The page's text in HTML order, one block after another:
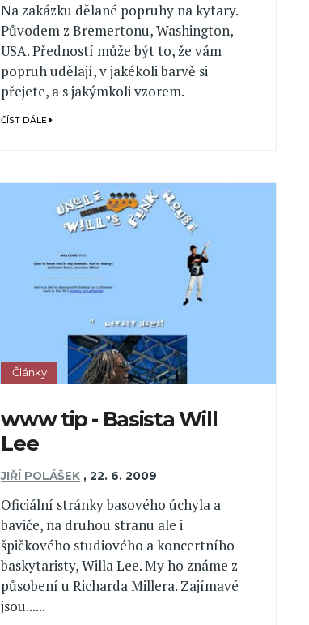
Na zakázku dělané popruhy na kytary.
Původem z Bremertonu, Washington,
USA. Předností může být to, že vám
popruh udělají, v jakékoli barvě si
přejete, a s jakýmkoli vzorem.
ČÍST DÁLE
Články
www tip - Basista Will
Lee
JIŘÍ POLÁŠEK ,22. 6. 2009
Oficiální stránky basového úchyla a
baviče, na druhou stranu ale i
špičkového studiového a koncertního
baskytaristy, Willa Lee. My ho známe z
působení u Richarda Millera. Zajímavé
jsou......